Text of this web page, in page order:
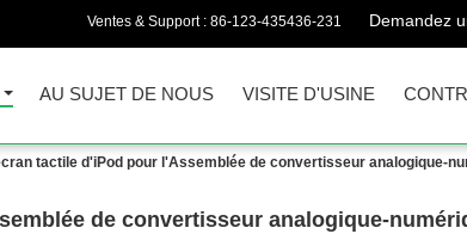
Ventes & Support : 86-123-435436-231 Demandez
AU SUJET DE NOUS VISITE D'USINE
tactile d'iPod pour l'Assemblée de convertisseur analogique-
de convertisseur analogique-